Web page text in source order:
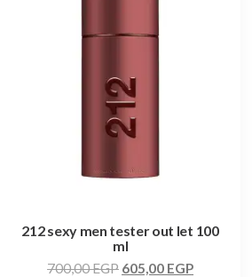
212 sexy men tester out let 100
ml
700,00EGP 605,00 EGP